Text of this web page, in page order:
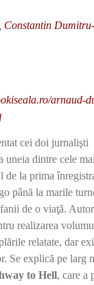
arnaud-
cei doi jurnalişti
uneia dintre cele
de la prima
până la marile
de o viaţă.
realizarea
relatate, dar
Se explică pe larg
to Hell, care a